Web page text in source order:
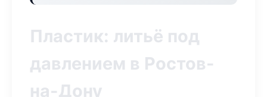
Пластик: литьё под
давлением в Ростов-
на-Дону